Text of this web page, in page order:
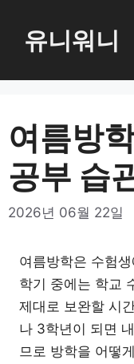
로
뛰
유니워니
여름방
공부 습
2026년 06월 22일
여름방학은 수험
학기 중에는 학교
제대로 보완할 시
나 3학년이 되면
므로 방학을 어떻